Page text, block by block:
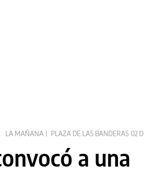
LA MAÑANA PLAZA DE LAS BANDERAS 02
a una